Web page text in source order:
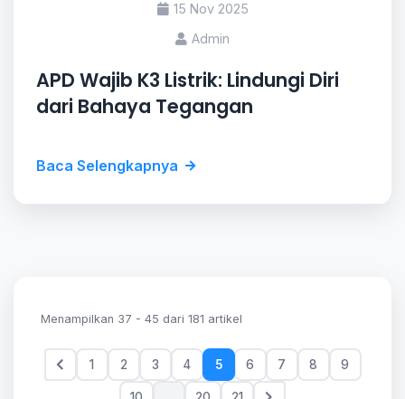
15 Nov 2025
Admin
APD Wajib K3 Listrik: Lindungi Diri
dari Bahaya Tegangan
Baca Selengkapnya
Menampilkan 37 - 45 dari 181 artikel
1 2 3 4 5 6 7 8 9